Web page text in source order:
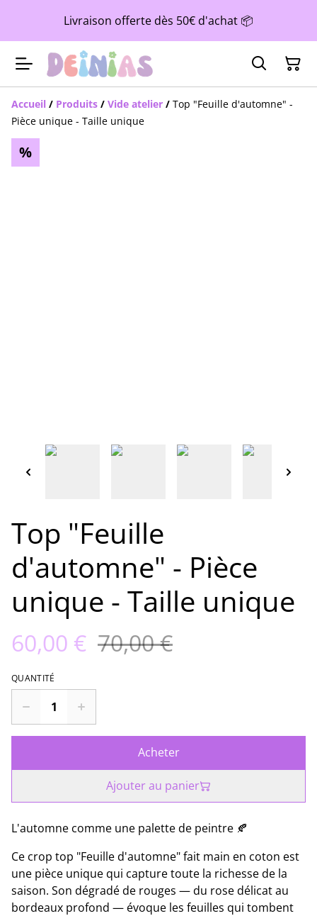
Livraison offerte dès 50€ d'achat 📦
Accueil / Produits / Vide atelier / Top "Feuille d'automne" -
Pièce unique - Taille unique
%
Top "Feuille
d'automne" - Pièce
unique - Taille unique
60,00 € 70,00 €
QUANTITÉ
Acheter
Ajouter au panier
L'automne comme une palette de peintre 🍂
Ce crop top "Feuille d'automne" fait main en coton est
une pièce unique qui capture toute la richesse de la
saison. Son dégradé de rouges — du rose délicat au
bordeaux profond — évoque les feuilles qui tombent